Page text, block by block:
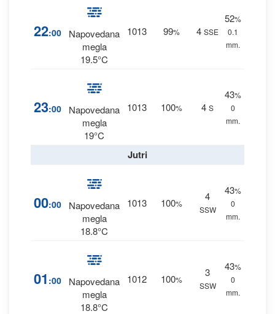
22:00
Napovedana
megla
19.5°C
1013 99% 4 SSE
52%
0.1
mm.
23:00
Napovedana
megla
19°C
1013 100% 4 S
43%
0
mm.
Jutri
00:00
Napovedana
megla
18.8°C
1013 100%
4
SSW
43%
0
mm.
01 :00
Napovedana
megla
18.8°C
1012 100%
3
SSW
43%
0
mm.